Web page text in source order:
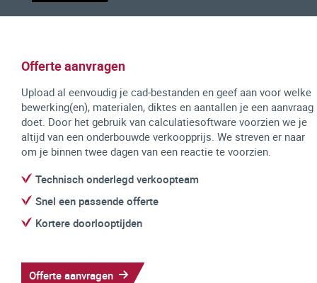
Offerte aanvragen
Upload al eenvoudig je cad-bestanden en geef aan voor welke
bewerking(en), materialen, diktes en aantallen je een aanvraag
doet. Door het gebruik van calculatiesoftware voorzien we je
altijd van een onderbouwde verkoopprijs. We streven er naar
om je binnen twee dagen van een reactie te voorzien.
Technisch onderlegd verkoopteam
Snel een passende offerte
Kortere doorlooptijden
Offerte aanvragen